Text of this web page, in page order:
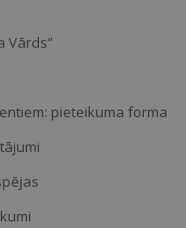
Vārds”
pieteikuma forma